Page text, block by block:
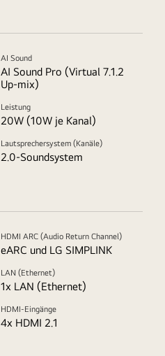
AI Sound
AI Sound Pro (Virtual 7.1.2
Up-mix)
Leistung
20W (10W je Kanal)
Lautsprechersystem (Kanäle)
2.0-Soundsystem
HDMI ARC (Audio Return Channel)
eARC und LG SIMPLINK
LAN (Ethernet)
1x LAN (Ethernet)
HDMI-Eingänge
4x HDMI 2.1